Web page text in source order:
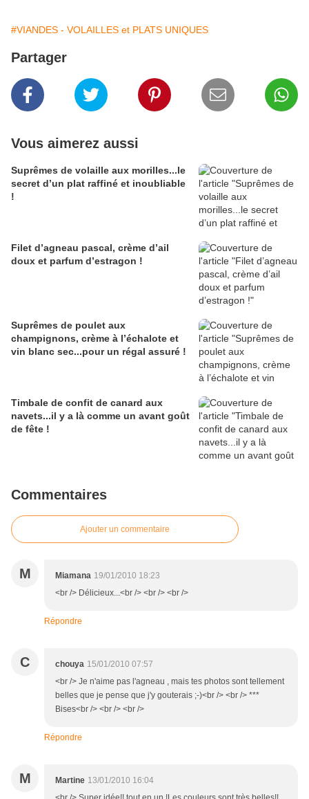
#VIANDES - VOLAILLES et PLATS UNIQUES
Partager
Vous aimerez aussi
Suprêmes de volaille aux morilles...le
secret d’un plat raffiné et inoubliable
!
Filet d’agneau pascal, crème d’ail
doux et parfum d’estragon !
Suprêmes de poulet aux
champignons, crème à l’échalote et
vin blanc sec...pour un régal assuré !
Timbale de confit de canard aux
navets...il y a là comme un avant goût
de fête !
Commentaires
Ajouter un commentaire
M Miamana 19/01/2010 18:23
<br /> Délicieux...<br /> <br /> <br />
Répondre
C chouya 15/01/2010 07:57
<br /> Je n'aime pas l'agneau , mais tes photos sont tellement
belles que je pense que j'y gouterais ;-)<br /> <br /> ***
Bises<br /> <br /> <br />
Répondre
M Martine 13/01/2010 16:04